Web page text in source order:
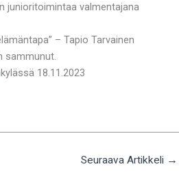
junioritoimintaa valmentajana
– Tapio Tarvainen
sammunut.
18.11.2023
Seuraava Artikkeli →